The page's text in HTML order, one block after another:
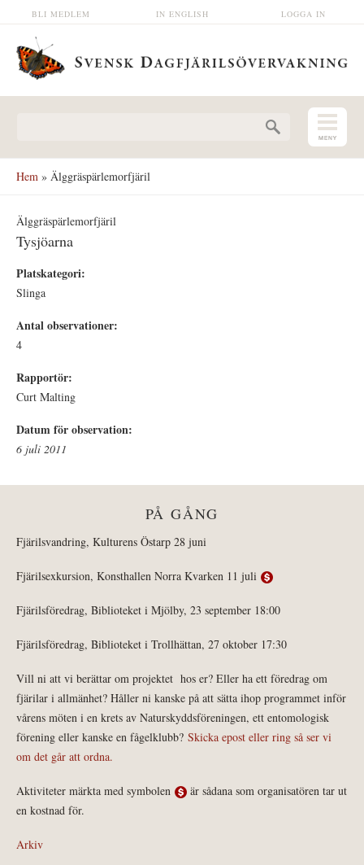
Hoppa till huvudinnehåll LOGGA IN
IN ENGLISH
BLI MEDLEM
Hem » Älggräspärlemorfjäril
Älggräspärlemorfjäril
Tysjöarna
Platskategori:
Slinga
Antal observationer:
4
Rapportör:
Curt Malting
Datum för observation:
6 juli 2011
PÅ GÅNG
Fjärilsvandring, Kulturens Östarp 28 juni
Fjärilsexkursion, Konsthallen Norra Kvarken 11 juli
Fjärilsföredrag, Biblioteket i Mjölby, 23 september 18:00
Fjärilsföredrag, Biblioteket i Trollhättan, 27 oktober 17:30
Vill ni att vi berättar om projektet hos er? Eller ha ett föredrag om
fjärilar i allmänhet? Håller ni kanske på att sätta ihop programmet inför
vårens möten i en krets av Naturskyddsföreningen, ett entomologisk
förening eller kanske en fågelklubb? Skicka epost eller ring så ser vi
om det går att ordna.
Aktiviteter märkta med symbolen
är sådana som organisatören tar ut
en kostnad för.
Arkiv